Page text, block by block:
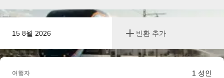
15 8월 2026 반환 추가
여행자 1 성인